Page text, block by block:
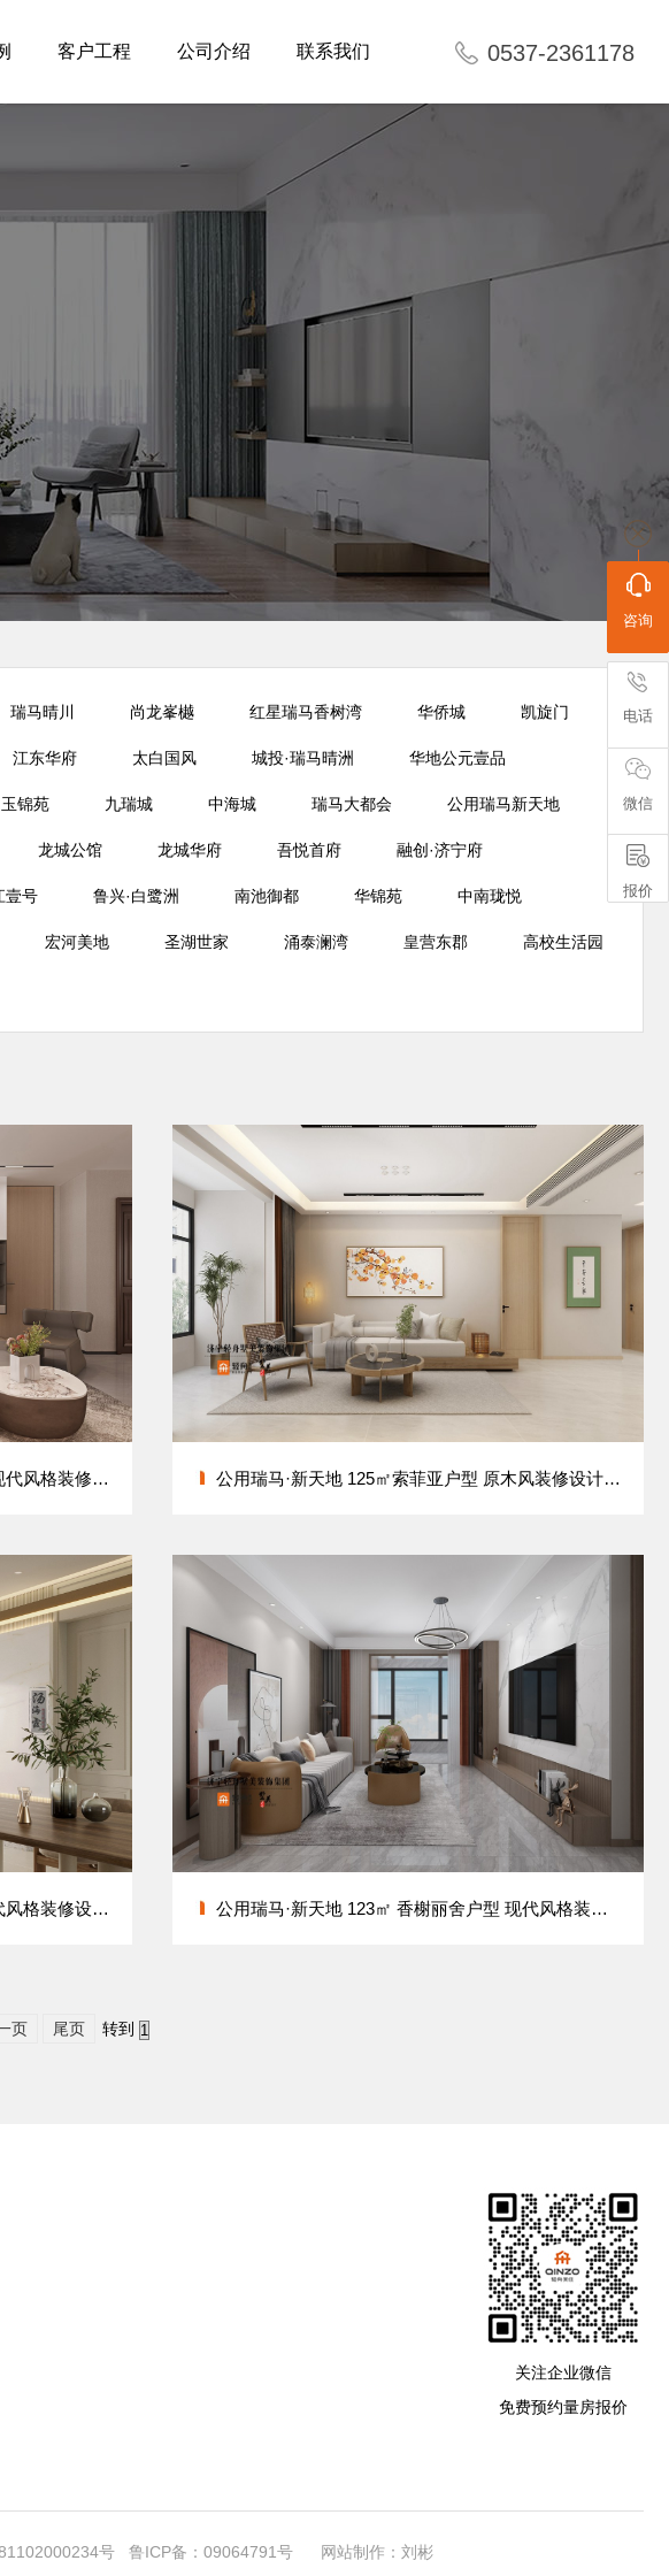
0537-2361178
客户工程 公司介绍 联系我们
瑞马晴川 尚龙峯樾 红星瑞马香树湾 华侨城 凯旋门
江东华府 太白国风 城投·瑞马晴洲 华地公元壹品
玉锦苑 九瑞城 中海城 瑞马大都会 公用瑞马新天地
龙城公馆 龙城华府 吾悦首府 融创·济宁府
壹号 鲁兴·白鹭洲 南池御都 华锦苑 中南珑悦
宏河美地 圣湖世家 涌泰澜湾 皇营东郡 高校生活园
修设计方案 公用瑞马·新天地 125㎡索菲亚户型 原木风装修设计方案
修设计方案 公用瑞马·新天地 123㎡ 香榭丽舍户型 现代风格装修设计方案
页 尾页 转到
关注企业微信
免费预约量房报价
号 鲁ICP备：09064791号 网站制作：刘彬
咨询
电话
微信
报价